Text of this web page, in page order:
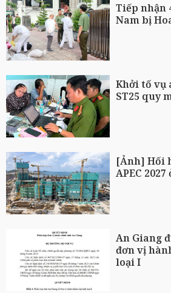
Tiếp nhận
Nam bị
Khởi tố vụ
ST25 quy
[Ảnh] Hối
APEC
An Giang
đơn vị
loại I